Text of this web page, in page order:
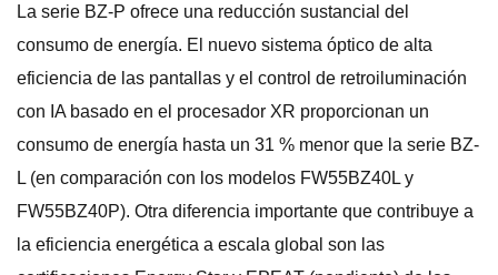
La serie BZ-P ofrece una reducción sustancial del
consumo de energía. El nuevo sistema óptico de alta
eficiencia de las pantallas y el control de retroiluminación
con IA basado en el procesador XR proporcionan un
consumo de energía hasta un 31 % menor que la serie BZ-
L (en comparación con los modelos FW55BZ40L y
FW55BZ40P). Otra diferencia importante que contribuye a
la eficiencia energética a escala global son las